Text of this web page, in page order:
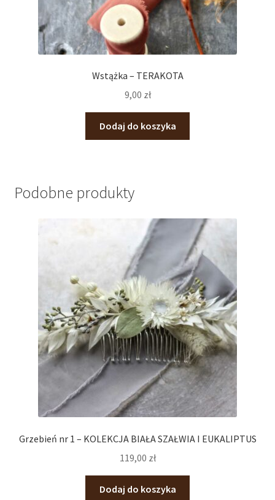
Wstążka – TERAKOTA
9,00 zł
Dodaj do koszyka
Podobne produkty
Grzebień nr 1 – KOLEKCJA BIAŁA SZAŁWIA I EUKALIPTUS
119,00 zł
Dodaj do koszyka